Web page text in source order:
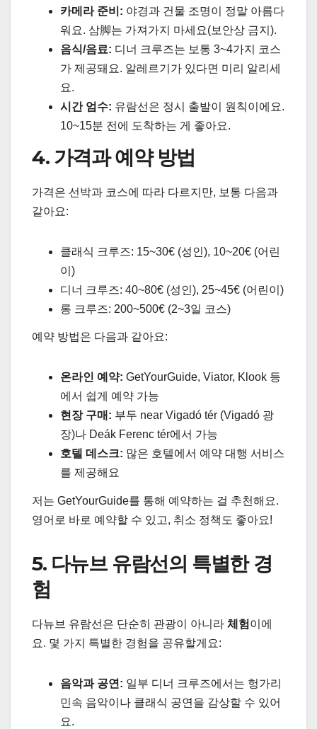
카메라 준비: 야경과 건물 조명이 정말 아름다
워요. 삼脚는 가져가지 마세요(보안상 금지).
음식/음료: 디너 크루즈는 보통 3~4가지 코스
가 제공돼요. 알레르기가 있다면 미리 알리세
요.
시간 엄수: 유람선은 정시 출발이 원칙이에요.
10~15분 전에 도착하는 게 좋아요.
4. 가격과 예약 방법
가격은 선박과 코스에 따라 다르지만, 보통 다음과
같아요:
클래식 크루즈: 15~30€ (성인), 10~20€ (어린
이)
디너 크루즈: 40~80€ (성인), 25~45€ (어린이)
롱 크루즈: 200~500€ (2~3일 코스)
예약 방법은 다음과 같아요:
온라인 예약: GetYourGuide, Viator, Klook 등
에서 쉽게 예약 가능
현장 구매: 부두 near Vigadó tér (Vigadó 광
장)나 Deák Ferenc tér에서 가능
호텔 데스크: 많은 호텔에서 예약 대행 서비스
를 제공해요
저는 GetYourGuide를 통해 예약하는 걸 추천해요.
영어로 바로 예약할 수 있고, 취소 정책도 좋아요!
5. 다뉴브 유람선의 특별한 경
험
다뉴브 유람선은 단순히 관광이 아니라 체험 이에
요. 몇 가지 특별한 경험을 공유할게요:
음악과 공연: 일부 디너 크루즈에서는 헝가리
민속 음악이나 클래식 공연을 감상할 수 있어
요.